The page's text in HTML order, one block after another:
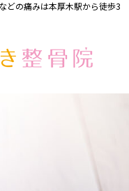
どの痛みは本厚木駅から徒歩3